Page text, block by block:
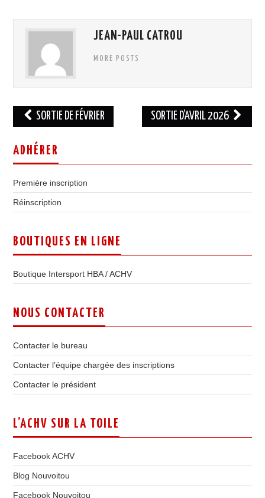
JEAN-PAUL CATROU
MORE POSTS
Navigation
des
articles
SORTIE DE FÉVRIER SORTIE D’AVRIL 2026
ADHÉRER
Première inscription
Réinscription
BOUTIQUES EN LIGNE
Boutique Intersport HBA / ACHV
NOUS CONTACTER
Contacter le bureau
Contacter l’équipe chargée des inscriptions
Contacter le président
L’ACHV SUR LA TOILE
Facebook ACHV
Blog Nouvoitou
Facebook Nouvoitou